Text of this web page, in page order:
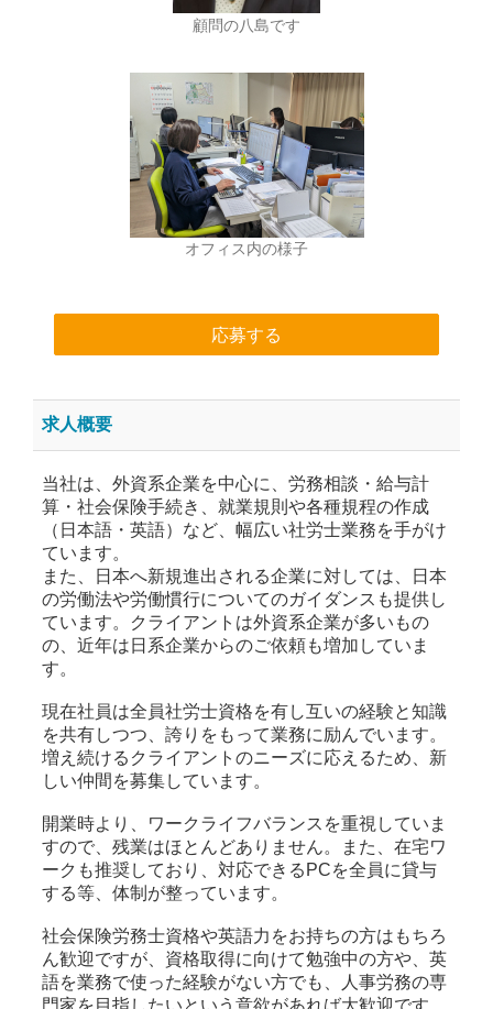
顧問の八島です
オフィス内の様子
応募する
求人概要
当社は、外資系企業を中心に、労務相談・給与計
算・社会保険手続き、就業規則や各種規程の作成
（日本語・英語）など、幅広い社労士業務を手がけ
ています。
また、日本へ新規進出される企業に対しては、日本
の労働法や労働慣行についてのガイダンスも提供し
ています。クライアントは外資系企業が多いもの
の、近年は日系企業からのご依頼も増加していま
す。
現在社員は全員社労士資格を有し互いの経験と知識
を共有しつつ、誇りをもって業務に励んでいます。
増え続けるクライアントのニーズに応えるため、新
しい仲間を募集しています。
開業時より、ワークライフバランスを重視していま
すので、残業はほとんどありません。また、在宅ワ
ークも推奨しており、対応できるPCを全員に貸与
する等、体制が整っています。
社会保険労務士資格や英語力をお持ちの方はもちろ
ん歓迎ですが、資格取得に向けて勉強中の方や、英
語を業務で使った経験がない方でも、人事労務の専
門家を目指したいという意欲があれば大歓迎です。